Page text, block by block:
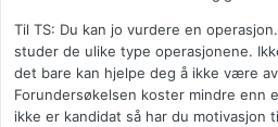
Til TS: Du kan jo vurdere en
studer de ulike type operasjonene.
det bare kan hjelpe deg å ikke være
Forundersøkelsen koster mindre enn
ikke er kandidat så har du motivasjon